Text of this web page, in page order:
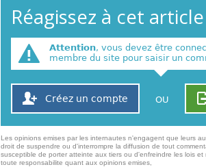
Réagissez à cet article
Attention, vous devez être
membre du site pour saisir un
Créez un compte OU
Les opinions emises par les internautes n'engagent que leurs
droit de suspendre ou d'interrompre la diffusion de tout
susceptible de porter atteinte aux tiers ou d'enfreindre les lois et
toute responsabilite quant aux opinions emises,